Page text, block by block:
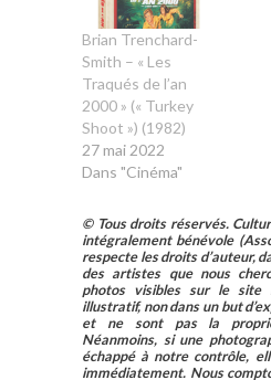
Brian Trenchard-
Smith – « Les
Traqués de l’an
2000 » (« Turkey
Shoot ») (1982)
27 mai 2022
Dans "Cinéma"
© Tous droits réservés.
intégralement bénévole
respecte les droits d’auteur,
des artistes que nous
photos visibles sur le
illustratif, non dans un but
et ne sont pas la
Néanmoins, si une
échappé à notre contrôle,
immédiatement. Nous